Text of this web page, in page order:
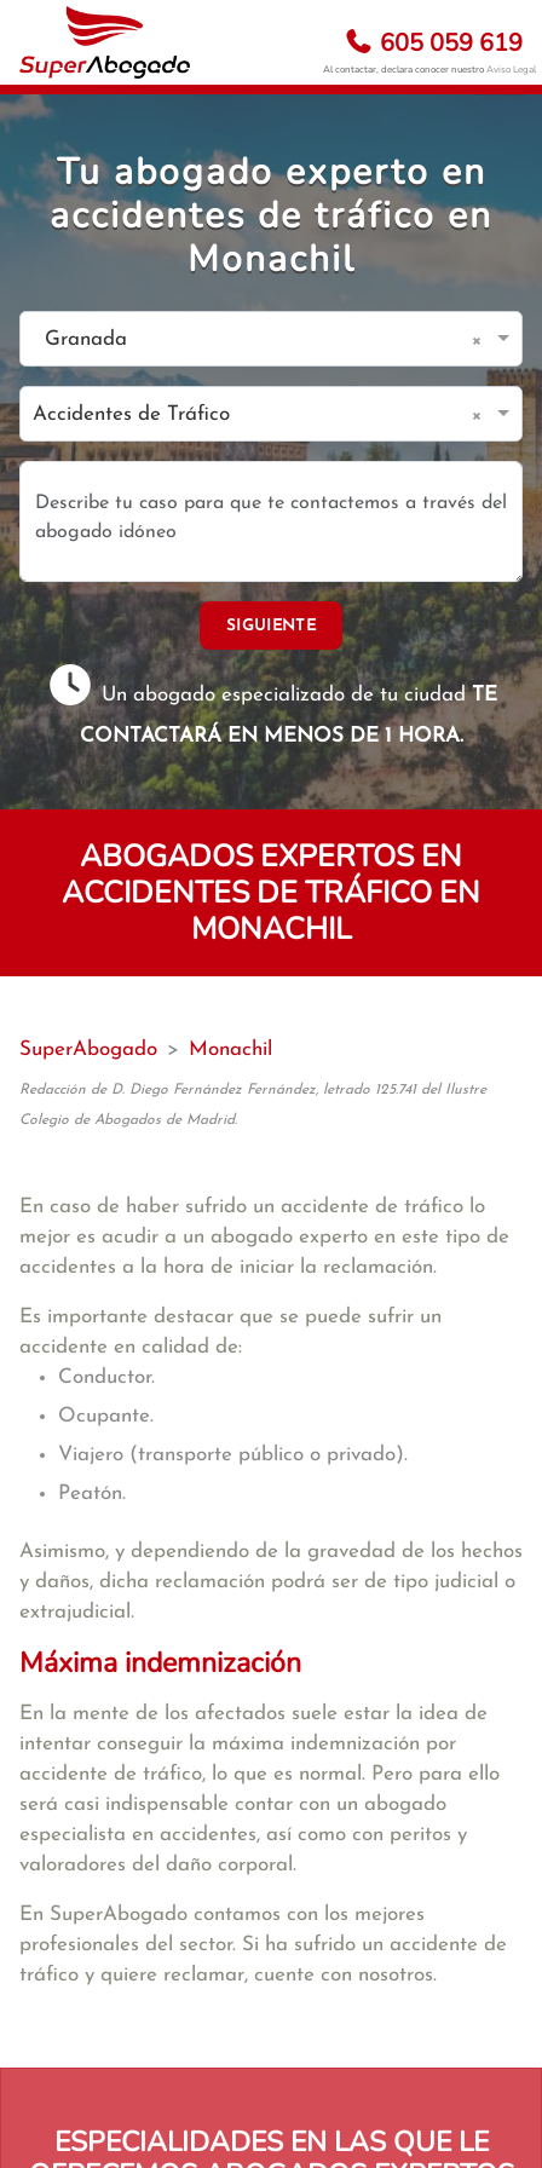
605 059 619
Al contactar, declara conocer nuestroAviso Legal
Tu abogado experto en
accidentes de tráfico en
Monachil
Granada ×
Accidentes de Tráfico ×
SIGUIENTE
Un abogado especializado de tu ciudadTE
CONTACTARÁ EN MENOS DE 1 HORA.
ABOGADOS EXPERTOS EN
ACCIDENTES DE TRÁFICO EN
MONACHIL
SuperAbogado > Monachil
Redacción de D. Diego Fernández Fernández, letrado 125.741 del Ilustre
Colegio de Abogados de Madrid.
En caso de haber sufrido un accidente de tráfico lo
mejor es acudir a un abogado experto en este tipo de
accidentes a la hora de iniciar la reclamación.
Es importante destacar que se puede sufrir un
accidente en calidad de:
Conductor.
Ocupante.
Viajero (transporte público o privado).
Peatón.
Asimismo, y dependiendo de la gravedad de los hechos
y daños, dicha reclamación podrá ser de tipo judicial o
extrajudicial.
Máxima indemnización
En la mente de los afectados suele estar la idea de
intentar conseguir la máxima indemnización por
accidente de tráfico, lo que es normal. Pero para ello
será casi indispensable contar con un abogado
especialista en accidentes, así como con peritos y
valoradores del daño corporal.
En SuperAbogado contamos con los mejores
profesionales del sector. Si ha sufrido un accidente de
tráfico y quiere reclamar, cuente con nosotros.
ESPECIALIDADES EN LAS QUE LE